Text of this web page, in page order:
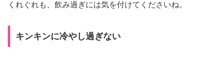
くれぐれも、飲み過ぎには気を付けてくださいね。
キンキンに冷やし過ぎない